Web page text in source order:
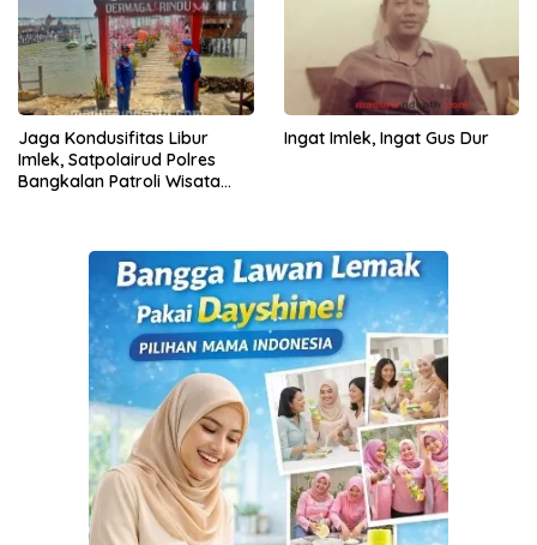
Jaga Kondusifitas Libur
Imlek, Satpolairud Polres
Bangkalan Patroli Wisata
Ingat Imlek, Ingat Gus Dur